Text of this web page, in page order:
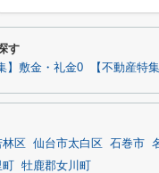
す
】敷金・礼金0 【不動産特
区 仙台市太白区 石巻市
牡鹿郡女川町